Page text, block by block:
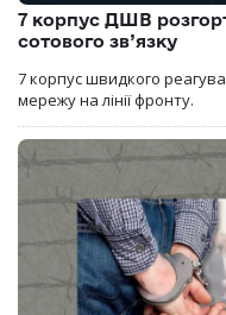
7 корпус ДШВ
сотового зв’язку
7 корпус швидкого
мережу на лінії фронту.